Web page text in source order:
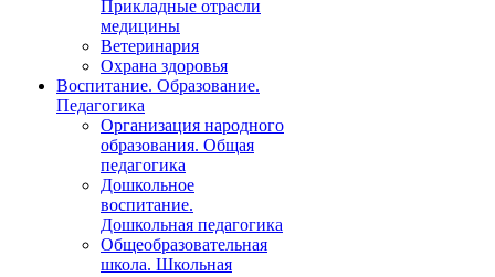
Прикладные отрасли
медицины
Ветеринария
Охрана здоровья
Воспитание. Образование.
Педагогика
Организация народного
образования. Общая
педагогика
Дошкольное
воспитание.
Дошкольная педагогика
Общеобразовательная
школа. Школьная